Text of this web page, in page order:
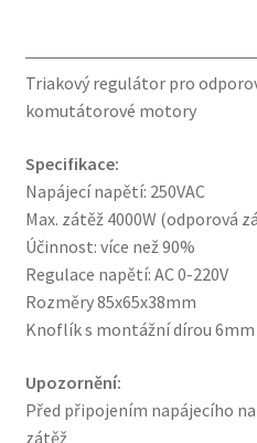
do
4000W
s
množství
Triakový regulátor pro
komutátorové motory
Specifikace:
Napájecí napětí: 250VAC
Max. zátěž 4000W (odporová
Účinnost: více než 90%
Regulace napětí: AC 0-220V
Rozměry 85x65x38mm
Knoflík s montážní dírou
Upozornění:
Před připojením napájecího
zátěž